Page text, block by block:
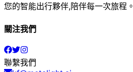
您的智能出行夥伴,陪伴每一次旅程。
關注我們
聯繫我們